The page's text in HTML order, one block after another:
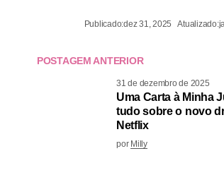
Publicado:dez 31, 2025 Atualizado:
POSTAGEM ANTERIOR
31 de dezembro de 2025
Uma Carta à Minha
tudo sobre o novo
Netflix
por Milly